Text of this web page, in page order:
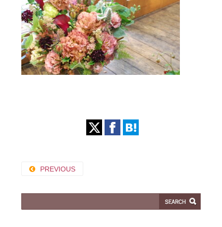
PREVIOUS